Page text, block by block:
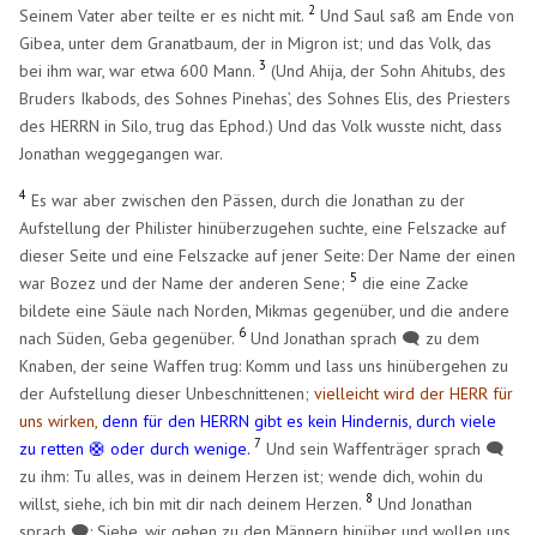
Seinem Vater aber teilte er es nicht mit. 2 Und Saul saß am Ende von
Gibea, unter dem Granatbaum, der in Migron ist; und das Volk, das
bei ihm war, war etwa 600 Mann.3 (Und Ahija, der Sohn Ahitubs, des
Bruders Ikabods, des Sohnes Pinehas’, des Sohnes Elis, des Priesters
des HERRN in Silo, trug das Ephod.) Und das Volk wusste nicht, dass
Jonathan weggegangen war.
4 Es war aber zwischen den Pässen, durch die Jonathan zu der
Aufstellung der Philister hinüberzugehen suchte, eine Felszacke auf
dieser Seite und eine Felszacke auf jener Seite: Der Name der einen
war Bozez und der Name der anderen Sene;5 die eine Zacke
bildete eine Säule nach Norden, Mikmas gegenüber, und die andere
nach Süden, Geba gegenüber. 6 Und Jonathan sprach 🗨️ zu dem
Knaben, der seine Waffen trug: Komm und lass uns hinübergehen zu
der Aufstellung dieser Unbeschnittenen;vielleicht wird der HERR für
uns wirken, denn für den HERRN gibt es kein Hindernis, durch viele
zu retten 🛟 oder durch wenige. 7 Und sein Waffenträger sprach 🗨️
zu ihm: Tu alles, was in deinem Herzen ist; wende dich, wohin du
willst, siehe, ich bin mit dir nach deinem Herzen. 8 Und Jonathan